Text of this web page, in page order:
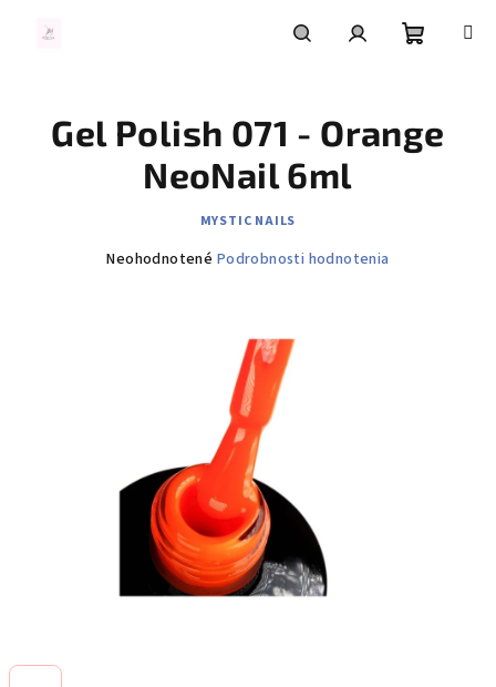
košík
Gel Polish 071 - Orange
NeoNail 6ml
MYSTIC NAILS
Priemerné
Neohodnotené Podrobnosti hodnotenia